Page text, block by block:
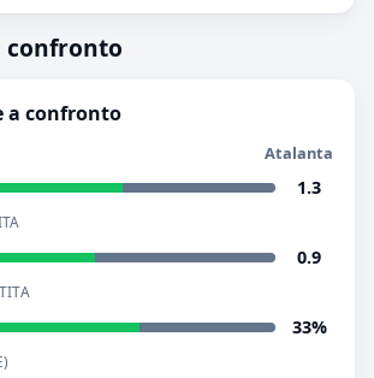
confronto
a confronto
Atalanta
1.3
0.9
33%